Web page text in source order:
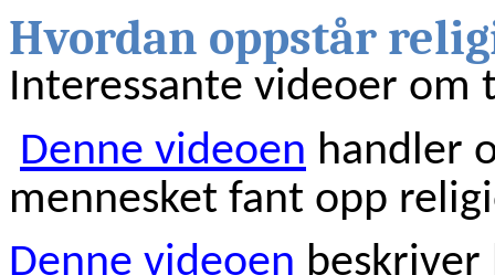
Hvordan oppstår
Interessante videoer om
Denne videoen handler
mennesket fant opp
Denne videoen